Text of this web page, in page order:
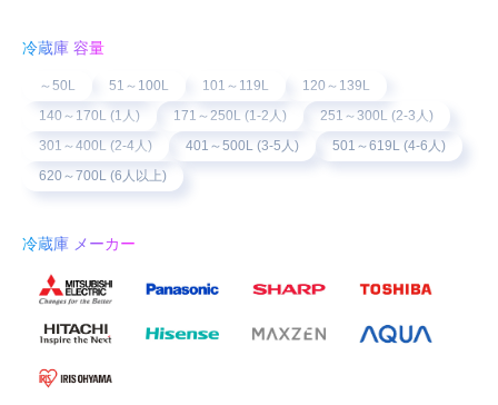
冷蔵庫 容量
～50L 51～100L 101～119L
120～139L
140～170L (1人)
171～250L (1-2人)
251～300L (2-3人)
301～400L (2-4人)
401～500L (3-5人)
501～619L (4-6人)
620～700L (6人以上)
冷蔵庫 メーカー